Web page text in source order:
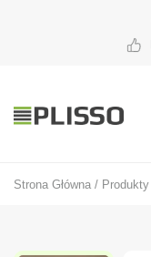
Strona Główna / Produkty